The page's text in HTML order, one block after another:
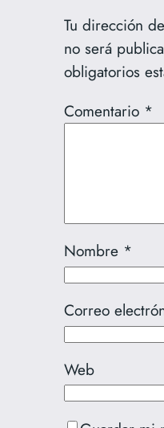
Tu dirección
no será
obligatorios
Comentario *
Nombre *
Correo
Web